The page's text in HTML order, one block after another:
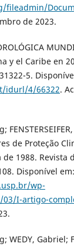
fileadmin/
de 2023.
y el Caribe en
5.
idurl/4/66322.
de Proteção
1988. Revista
Disponível em:
wp-
I-artigo-
WEDY, Gabriel;